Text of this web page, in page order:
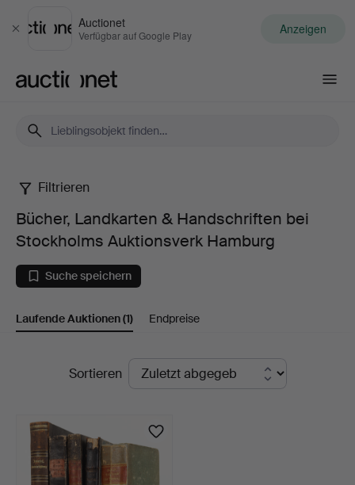
Schließen
Auctionet
Verfügbar auf Google Play Anzeigen
Bücher,
Landkarten
&
Handschriften
Stockholms
Auktionsverk
Hamburg
Filtrieren
Bücher, Landkarten & Handschriften bei
Stockholms Auktionsverk Hamburg
Suche speichern
Laufende Auktionen(1) Endpreise
LaufendeSortieren